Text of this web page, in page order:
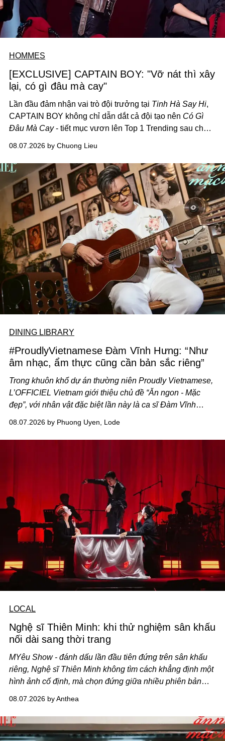
HOMMES
[EXCLUSIVE] CAPTAIN BOY: "Vỡ nát thì xây
lại, có gì đâu mà cay"
Lần đầu đảm nhận vai trò đội trưởng tại Tinh Hà Say Hi,
CAPTAIN BOY không chỉ dẫn dắt cả đội tạo nên Có Gì
Đâu Mà Cay- tiết mục vươn lên Top 1 Trending sau chưa
để lắng nghe, kết nối và tin tưởng đồng đội. Với nam
nghệ sĩ, đó cũng là bước chuyển quan trọng trên hành
trình trở thành một producer thực thụ.
08.07.2026 by Chuong Lieu
DINING LIBRARY
#ProudlyVietnamese Đàm Vĩnh Hưng: “Như
âm nhạc, ẩm thực cũng cần bản sắc riêng”
Trong khuôn khổ dự án thường niên Proudly Vietnamese,
L’OFFICIEL Vietnam giới thiệu chủ đề “Ăn ngon - Mặc
đẹp”, với nhân vật đặc biệt lần này là ca sĩ Đàm Vĩnh
Cà Phê Cà Pháo mang dấu ấn Indochine hoài niệm, thu
hút nhiều thực khách ghé thăm.
08.07.2026 by Phuong Uyen, Lode
LOCAL
Nghệ sĩ Thiên Minh: khi thử nghiệm sân khấu
nối dài sang thời trang
MYêu Show - đánh dấu lần đầu tiên đứng trên sân khấu
riêng, Nghệ sĩ Thiên Minh không tìm cách khẳng định một
hình ảnh cố định, mà chọn đứng giữa nhiều phiên bản
một bộ suit lụa - như một cách "take the risk" khác, ngoài
âm nhạc.
08.07.2026 by Anthea